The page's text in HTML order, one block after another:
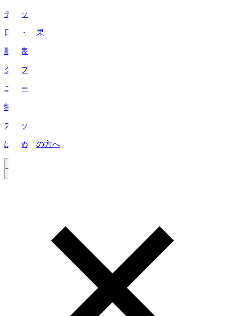
チケット
日程・結果
順位表
クラブ
ニュース
特集
スタッツ
はじめての方へ